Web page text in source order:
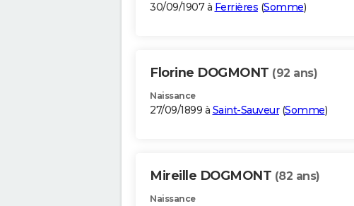
30/09/1907 à Ferrières (Somme)
Florine DOGMONT (92 ans)
Naissance
27/09/1899 à Saint-Sauveur(Somme)
Mireille DOGMONT (82 ans)
Naissance